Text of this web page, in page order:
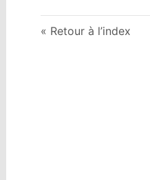
Retour à l’index